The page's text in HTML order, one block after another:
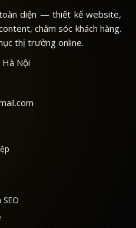
diện — thiết kế website,
chăm sóc khách hàng.
thị trường online.
Nội